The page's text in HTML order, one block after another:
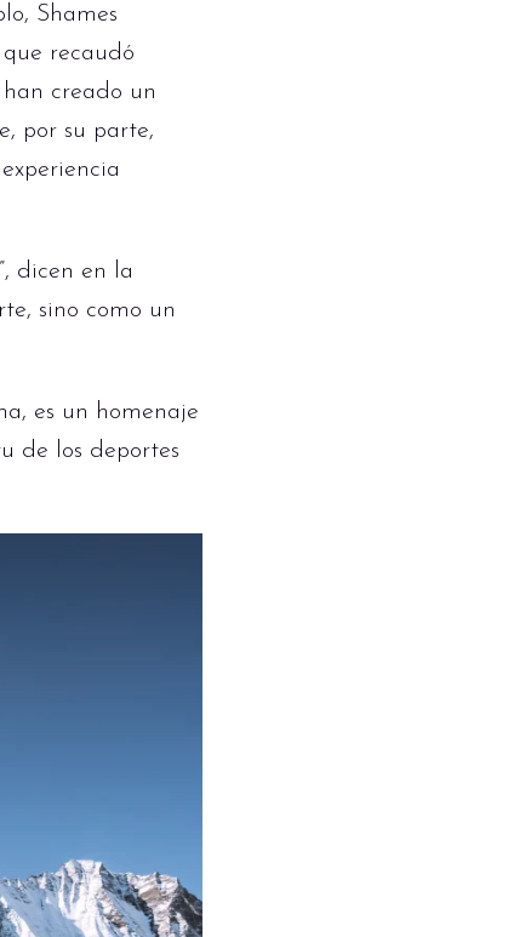
Shames
recaudó
creado un
por su parte,
dicen en la
sino como un
es un homenaje
de los deportes